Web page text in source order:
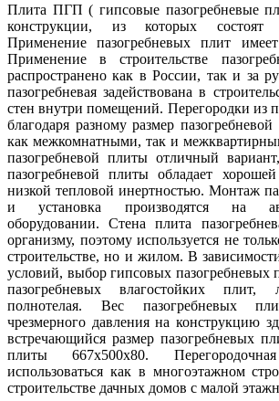
Плита ПГП ( гипсовые пазогребневые
конструкции, из которых состоят
Применение пазогребневых плит
Применение в строительстве
распространено как в России, так и за
пазогребневая задействована в
стен внутри помещений. Перегородки из
благодаря разному размер
как межкомнатными, так и
пазогребневой плиты отличный
пазогребневой плиты обладает
низкой тепловой инертностью. Монтаж
и установка производятся на
оборудовании. Стена плита
организму, поэтому используется не
строительстве, но и жилом. В
условий, выбор гипсовых пазогребневых
пазогребневых влагостойких
полнотелая. Вес пазогребневых
чрезмерного давления на конструкцию
встречающийся размер пазогребневых
плиты 667х500х80.
использоваться как в многоэтажном
строительстве дачных домов с малой